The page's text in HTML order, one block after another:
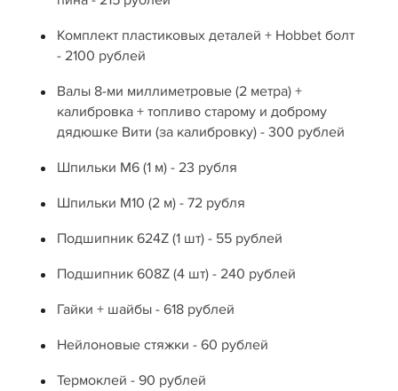
Комплект пластиковых деталей + Hobbet болт
- 2100 рублей
Валы 8-ми миллиметровые (2 метра) +
калибровка + топливо старому и доброму
дядюшке Вити (за калибровку) - 300 рублей
Шпильки М6 (1 м) - 23 рубля
Шпильки М10 (2 м) - 72 рубля
Подшипник 624Z (1 шт) - 55 рублей
Подшипник 608Z (4 шт) - 240 рублей
Гайки + шайбы - 618 рублей
Нейлоновые стяжки - 60 рублей
Термоклей - 90 рублей